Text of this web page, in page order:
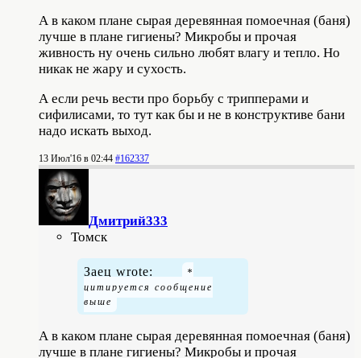
А в каком плане сырая деревянная помоечная (баня)
лучше в плане гигиены? Микробы и прочая
живность ну очень сильно любят влагу и тепло. Но
никак не жару и сухость.
А если речь вести про борьбу с трипперами и
сифилисами, то тут как бы и не в конструктиве бани
надо искать выход.
13 Июл'16 в 02:44 #162337
Дмитрий333
Томск
Заец wrote:
А в каком плане сырая деревянная помоечная (баня)
лучше в плане гигиены? Микробы и прочая